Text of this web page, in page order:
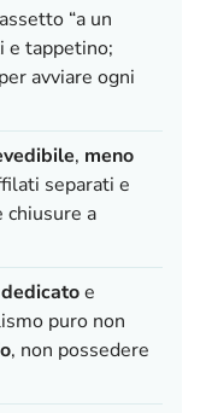
“a un
e tappetino;
per avviare ogni
, meno
separati e
chiusure a
e
puro non
, non possedere